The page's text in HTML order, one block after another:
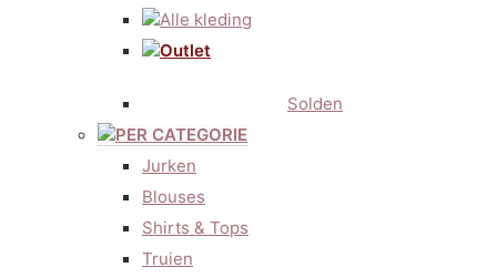
Alle kleding
Outlet
Solden
PER CATEGORIE
Jurken
Blouses
Shirts & Tops
Truien